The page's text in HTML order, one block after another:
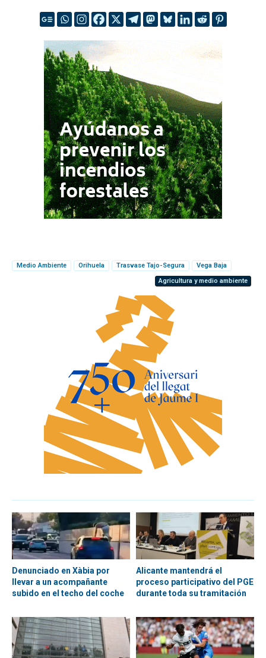
Medio Ambiente Orihuela Trasvase Tajo-Segura
Vega Baja
Agricultura y medio ambiente
Denunciado en Xàbia por
llevar a un acompañante
subido en el techo del coche
Alicante mantendrá el
proceso participativo del PGE
durante toda su tramitación